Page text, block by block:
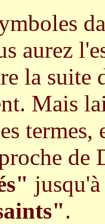
aurez
la suite
Mais
termes,
de
.